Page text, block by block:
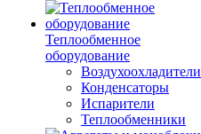
Теплообменное
оборудование
Воздухоохладители
Конденсаторы
Испарители
Теплообменники